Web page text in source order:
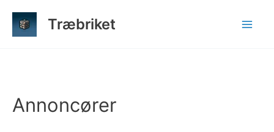
Træbriket
Annoncører